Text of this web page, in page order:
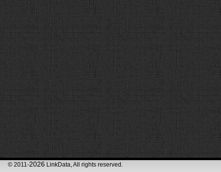
© 2011-2026 LinkData, All rights reserved.